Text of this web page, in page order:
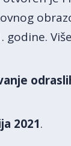
godine.
2021.